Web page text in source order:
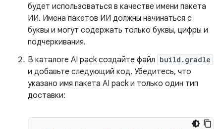
будет использоваться в качестве имени пакета
ИИ. Имена пакетов ИИ должны начинаться с
буквы и могут содержать только буквы, цифры и
подчеркивания.
В каталоге AI pack создайте файл build.gradle
и добавьте следующий код. Убедитесь, что
указано имя пакета AI pack и только один тип
доставки: